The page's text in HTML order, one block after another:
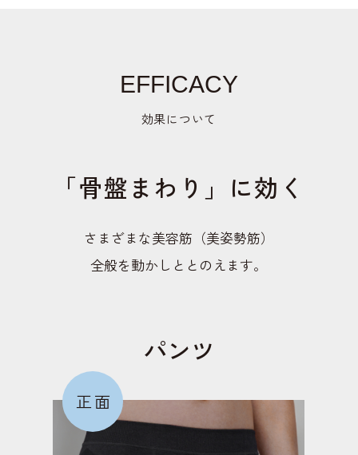
EFFICACY
効果について
「骨盤まわり」に効く
さまざまな美容筋（美姿勢筋）
全般を動かしととのえます。
パンツ
正面